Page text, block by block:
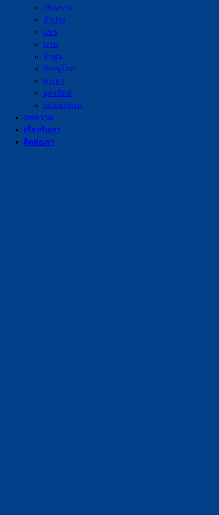
เชียงราย
ลำปาง
แพร่
น่าน
ลำพูน
พิษณุโลก
พะเยา
อุตรดิตถ์
แม่ฮ่องสอน
บทความ
เกี่ยวกับเรา
ติดต่อเรา